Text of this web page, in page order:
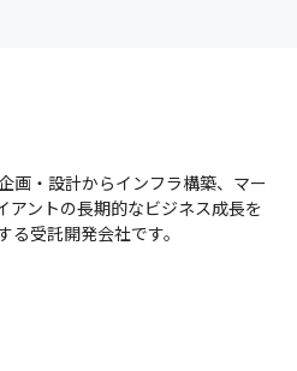
画・設計からインフラ構築、マー
アントの長期的なビジネス成長を
受託開発会社です。